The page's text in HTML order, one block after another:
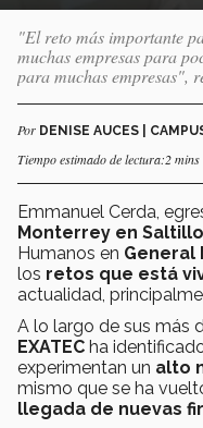
"El reto más importante
muchas empresas para
para muchas empresas",
Por DENISE AUCES |
Tiempo estimado de lectura:2 mins
Emmanuel Cerda,
Monterrey en Saltillo
Humanos en General
los retos que está
actualidad,
A lo largo de sus más
EXATEC ha
experimentan un alto
mismo que se ha
llegada de nuevas